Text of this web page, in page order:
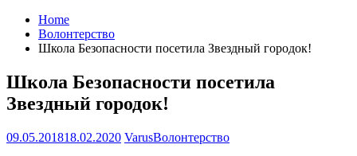
Home
Волонтерство
Школа Безопасности посетила Звездный городок!
Школа Безопасности посетила
Звездный городок!
09.05.201818.02.2020 VarusВолонтерство